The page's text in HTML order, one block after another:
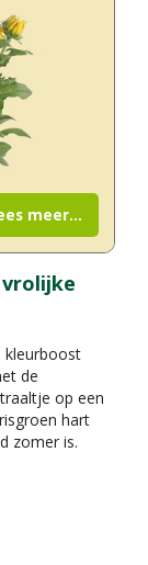
vrolijke
kleurboost
de
op een
hart
zomer is.
meer...